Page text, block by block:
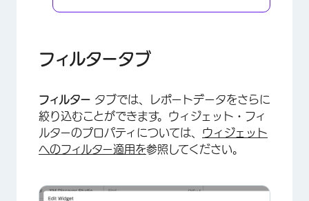
フィルタータブ
フィルター タブでは、レポートデータをさらに
絞り込むことができます。ウィジェット・フィ
ルターのプロパティについては、 ウィジェット
へのフィルター適用を参照してください。